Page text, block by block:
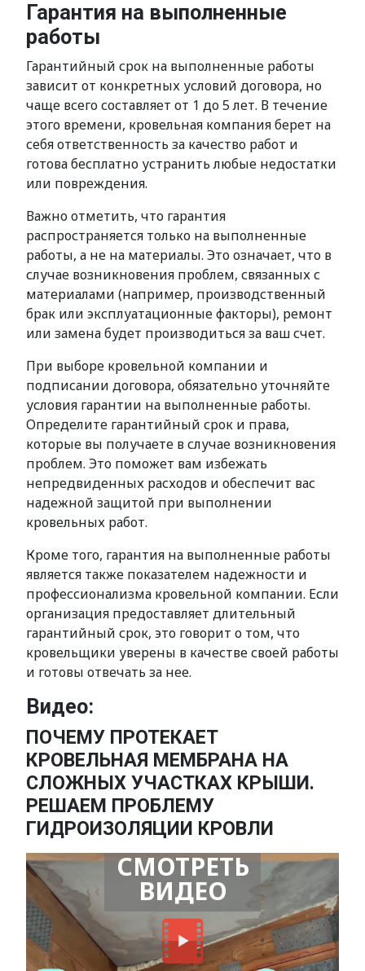
Гарантия на выполненные
работы
Гарантийный срок на выполненные работы
зависит от конкретных условий договора, но
чаще всего составляет от 1 до 5 лет. В течение
этого времени, кровельная компания берет на
себя ответственность за качество работ и
готова бесплатно устранить любые недостатки
или повреждения.
Важно отметить, что гарантия
распространяется только на выполненные
работы, а не на материалы. Это означает, что в
случае возникновения проблем, связанных с
материалами (например, производственный
брак или эксплуатационные факторы), ремонт
или замена будет производиться за ваш счет.
При выборе кровельной компании и
подписании договора, обязательно уточняйте
условия гарантии на выполненные работы.
Определите гарантийный срок и права,
которые вы получаете в случае возникновения
проблем. Это поможет вам избежать
непредвиденных расходов и обеспечит вас
надежной защитой при выполнении
кровельных работ.
Кроме того, гарантия на выполненные работы
является также показателем надежности и
профессионализма кровельной компании. Если
организация предоставляет длительный
гарантийный срок, это говорит о том, что
кровельщики уверены в качестве своей работы
и готовы отвечать за нее.
Видео:
ПОЧЕМУ ПРОТЕКАЕТ
КРОВЕЛЬНАЯ МЕМБРАНА НА
СЛОЖНЫХ УЧАСТКАХ КРЫШИ.
РЕШАЕМ ПРОБЛЕМУ
ГИДРОИЗОЛЯЦИИ КРОВЛИ
СМОТРЕТЬ
ВИДЕО